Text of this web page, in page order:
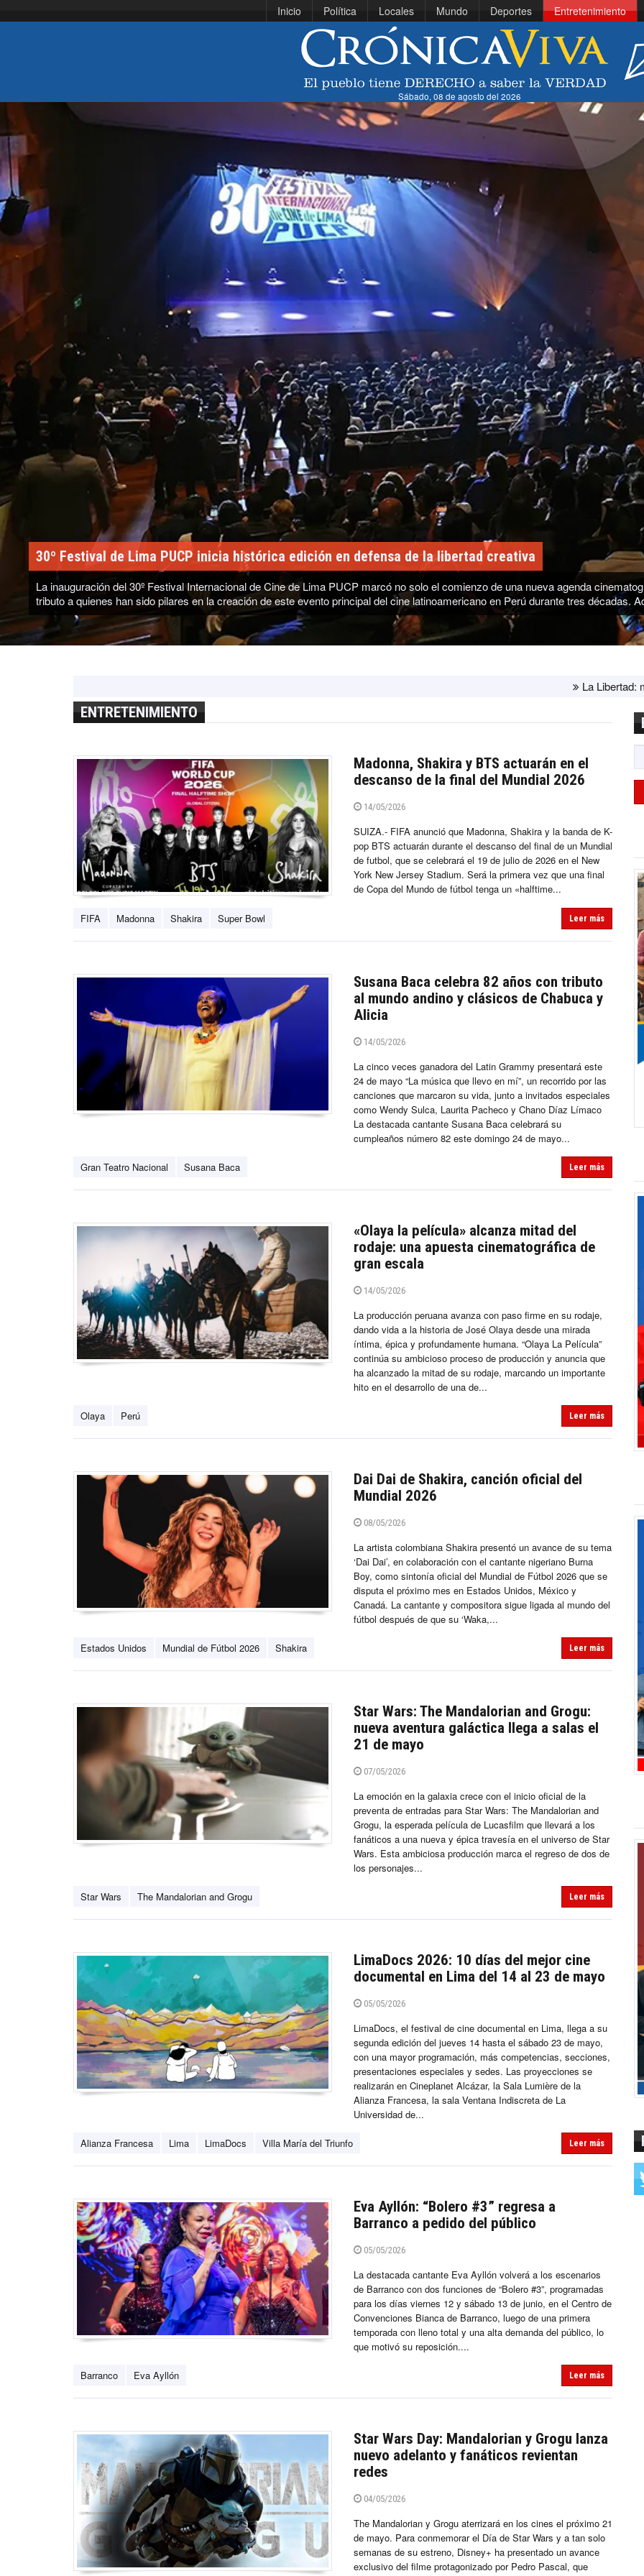
Inicio Política Locales Mundo Deportes Entretenimiento
Sábado, 08 de agosto del 2026
Ariana Grande explica la razón de su retiro de escenarios: «No fue algo impulsivo» (VIDEO)
Ariana Grande habló sobre su recientemente anunciado retiro temporal, que también resultará en su desvinculación del musical
explicado que esta decisión no fue impulsiva y ha negado que «la negatividad» la estuviera afectando. Asegura que «no es eso lo
La Libertad: ministra Canales
ENTRETENIMIENTO
Madonna, Shakira y BTS actuarán en el
descanso de la final del Mundial 2026
14/05/2026
SUIZA.- FIFA anunció que Madonna, Shakira y la banda de K-
pop BTS actuarán durante el descanso del final de un Mundial
de futbol, que se celebrará el 19 de julio de 2026 en el New
York New Jersey Stadium. Será la primera vez que una final
de Copa del Mundo de fútbol tenga un «halftime...
FIFA Madonna Shakira Super Bowl Leer más
Susana Baca celebra 82 años con tributo
al mundo andino y clásicos de Chabuca y
Alicia
14/05/2026
La cinco veces ganadora del Latin Grammy presentará este
24 de mayo “La música que llevo en mí”, un recorrido por las
canciones que marcaron su vida, junto a invitados especiales
como Wendy Sulca, Laurita Pacheco y Chano Díaz Límaco
La destacada cantante Susana Baca celebrará su
cumpleaños número 82 este domingo 24 de mayo...
Gran Teatro Nacional Susana Baca Leer más
«Olaya la película» alcanza mitad del
rodaje: una apuesta cinematográfica de
gran escala
14/05/2026
La producción peruana avanza con paso firme en su rodaje,
dando vida a la historia de José Olaya desde una mirada
íntima, épica y profundamente humana. “Olaya La Película”
continúa su ambicioso proceso de producción y anuncia que
ha alcanzado la mitad de su rodaje, marcando un importante
hito en el desarrollo de una de...
Olaya Perú Leer más
Dai Dai de Shakira, canción oficial del
Mundial 2026
08/05/2026
La artista colombiana Shakira presentó un avance de su tema
‘Dai Dai’, en colaboración con el cantante nigeriano Burna
Boy, como sintonía oficial del Mundial de Fútbol 2026 que se
disputa el próximo mes en Estados Unidos, México y
Canadá. La cantante y compositora sigue ligada al mundo del
fútbol después de que su ‘Waka,...
Estados Unidos Mundial de Fútbol 2026 Shakira Leer más
Star Wars: The Mandalorian and Grogu:
nueva aventura galáctica llega a salas el
21 de mayo
07/05/2026
La emoción en la galaxia crece con el inicio oficial de la
preventa de entradas para Star Wars: The Mandalorian and
Grogu, la esperada película de Lucasfilm que llevará a los
fanáticos a una nueva y épica travesía en el universo de Star
Wars. Esta ambiciosa producción marca el regreso de dos de
los personajes...
Star Wars The Mandalorian and Grogu Leer más
LimaDocs 2026: 10 días del mejor cine
documental en Lima del 14 al 23 de mayo
05/05/2026
LimaDocs, el festival de cine documental en Lima, llega a su
segunda edición del jueves 14 hasta el sábado 23 de mayo,
con una mayor programación, más competencias, secciones,
presentaciones especiales y sedes. Las proyecciones se
realizarán en Cineplanet Alcázar, la Sala Lumière de la
Alianza Francesa, la sala Ventana Indiscreta de La
Universidad de...
Alianza Francesa Lima LimaDocs Villa María del Triunfo Leer más
Eva Ayllón: “Bolero #3” regresa a
Barranco a pedido del público
05/05/2026
La destacada cantante Eva Ayllón volverá a los escenarios
de Barranco con dos funciones de “Bolero #3”, programadas
para los días viernes 12 y sábado 13 de junio, en el Centro de
Convenciones Bianca de Barranco, luego de una primera
temporada con lleno total y una alta demanda del público, lo
que motivó su reposición....
Barranco Eva Ayllón Leer más
Star Wars Day: Mandalorian y Grogu lanza
nuevo adelanto y fanáticos revientan
redes
04/05/2026
The Mandalorian y Grogu aterrizará en los cines el próximo 21
de mayo. Para conmemorar el Día de Star Wars y a tan solo
semanas de su estreno, Disney+ ha presentado un avance
exclusivo del filme protagonizado por Pedro Pascal, que